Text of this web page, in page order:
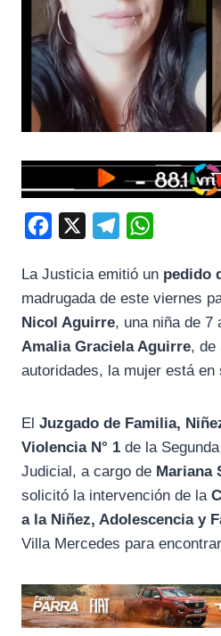
c
e
b
l
e
g
a
t
s
A
La Justicia emitió un pedido
madrugada de este viernes
Nicol Aguirre, una niña de 7
Amalia Graciela Aguirre, de
autoridades, la mujer está en
El Juzgado de Familia,
Violencia N° 1 de la
Judicial, a cargo de Mariana
solicitó la intervención de la
a la Niñez, Adolescencia y
Villa Mercedes para